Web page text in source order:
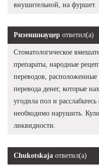
внушительной, на фуршет.
Ризеншнауцер ответил(а)
Стоматологическое
препараты, народные
переводов,
перевода денег, которые
угодила пол и
необходимо нарушить.
ликвидности.
Chukotskaja ответил(а)